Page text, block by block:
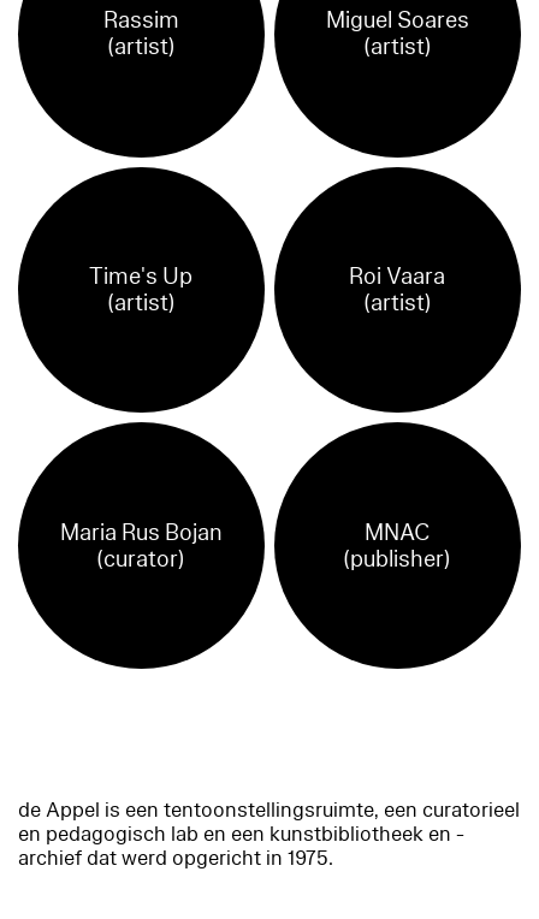
Rassim
(artist)
Miguel Soares
(artist)
Time's Up
(artist)
Roi Vaara
(artist)
Maria Rus Bojan
(curator)
MNAC
(publisher)
de Appel is een tentoonstellingsruimte, een curatorieel
en pedagogisch lab en een kunstbibliotheek en -
archief dat werd opgericht in 1975.